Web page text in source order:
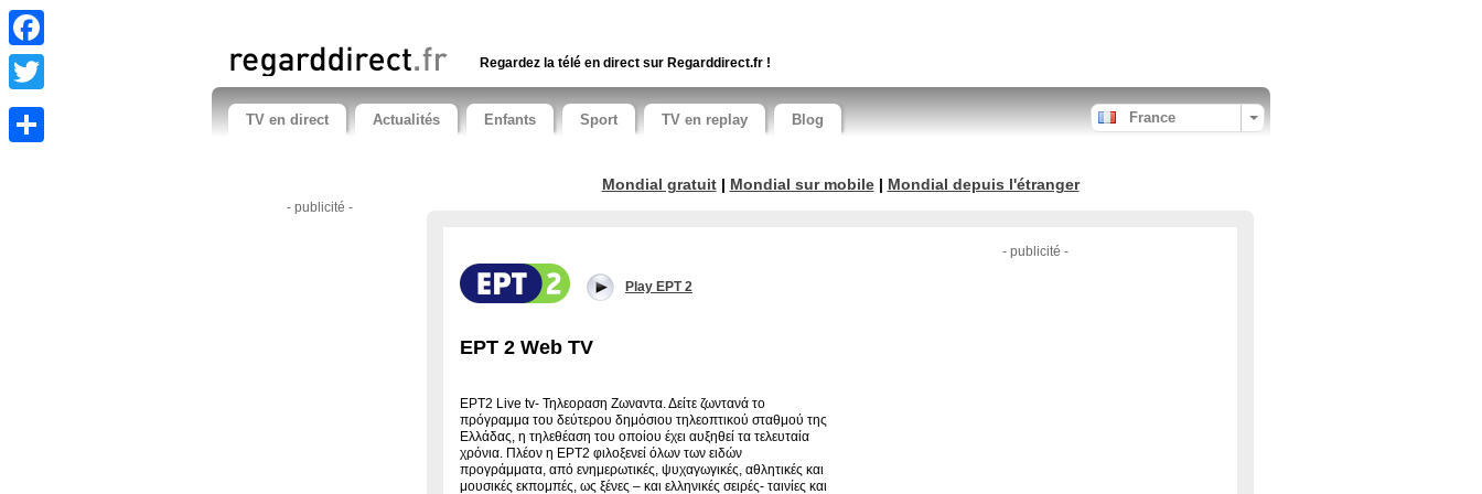
Facebook
Twitter
Regardez la télé en direct sur Regarddirect.fr !
TV en direct Actualités Enfants Sport TV en replay Blog France
- publicité -
Mondial gratuit| Mondial sur mobile| Mondial depuis l'étranger
- publicité -
Play EPT 2
EPT 2 Web TV
EPT2 Live tv- Τηλεοραση Ζωναντα. Δείτε ζωντανά το
πρόγραμμα του δεύτερου δημόσιου τηλεοπτικού σταθμού της
Ελλάδας, η τηλεθέαση του οποίου έχει αυξηθεί τα τελευταία
χρόνια. Πλέον η EPT2 φιλοξενεί όλων των ειδών
προγράμματα, από ενημερωτικές, ψυχαγωγικές, αθλητικές και
μουσικές εκπομπές, ως ξένες – και ελληνικές σειρές- ταινίες και